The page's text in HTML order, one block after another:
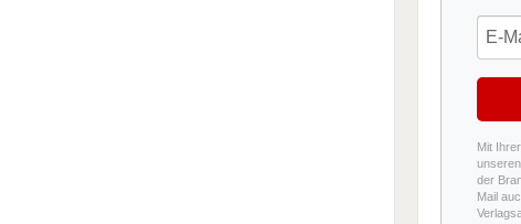
Mit
der
Mail